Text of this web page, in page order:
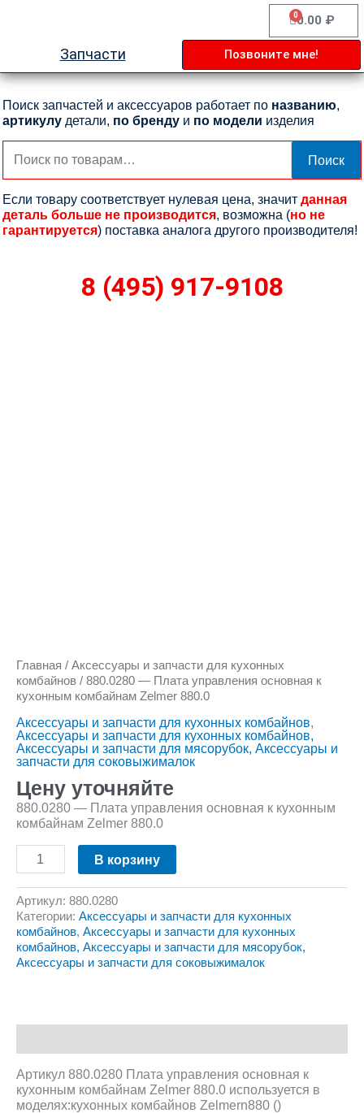
0.00 ₽
0
Cart
Запчасти Позвоните мне!
Поиск запчастей и аксессуаров работает по названию,
артикулу детали, по бренду и по модели изделия
Искать:
Поиск
Если товару соответствует нулевая цена, значит данная
деталь больше не производится, возможна (но не
гарантируется) поставка аналога другого производителя!
8 (495) 917-9108
Главная / Аксессуары и запчасти для кухонных
комбайнов / 880.0280 — Плата управления основная к
кухонным комбайнам Zelmer 880.0
Аксессуары и запчасти для кухонных комбайнов,
Аксессуары и запчасти для кухонных комбайнов,
Аксессуары и запчасти для мясорубок, Аксессуары и
запчасти для соковыжималок
Цену уточняйте
880.0280 — Плата управления основная к кухонным
комбайнам Zelmer 880.0
В корзину
Артикул: 880.0280
Категории: Аксессуары и запчасти для кухонных
комбайнов, Аксессуары и запчасти для кухонных
комбайнов, Аксессуары и запчасти для мясорубок,
Аксессуары и запчасти для соковыжималок
Артикул 880.0280 Плата управления основная к
кухонным комбайнам Zelmer 880.0 используется в
моделях:кухонных комбайнов Zelmern880 ()